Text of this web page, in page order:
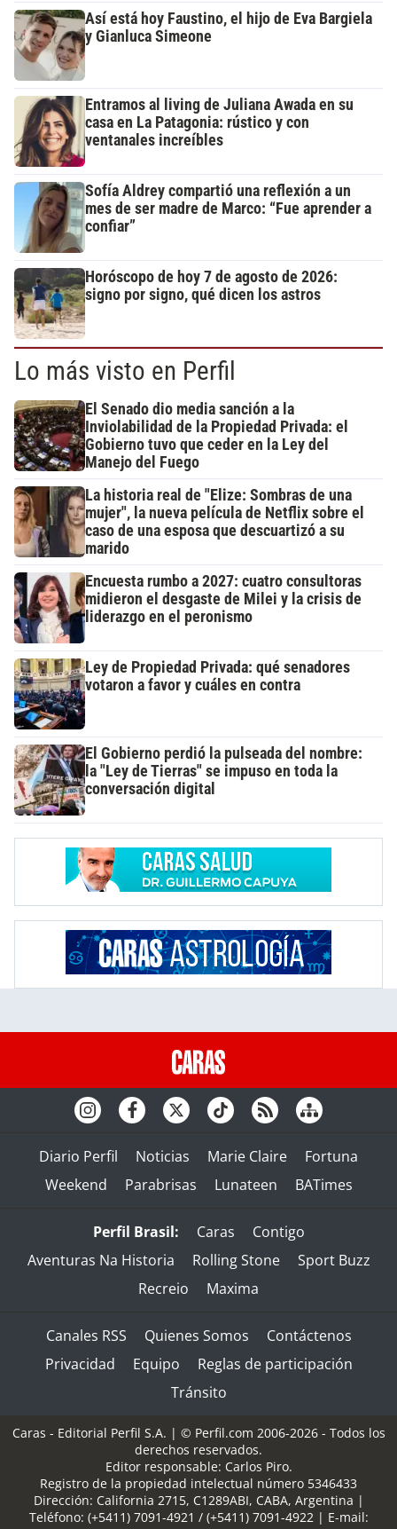
Así está hoy Faustino, el hijo de Eva Bargiela
y Gianluca Simeone
Entramos al living de Juliana Awada en su
casa en La Patagonia: rústico y con
ventanales increíbles
Sofía Aldrey compartió una reflexión a un
mes de ser madre de Marco: “Fue aprender a
confiar”
Horóscopo de hoy 7 de agosto de 2026:
signo por signo, qué dicen los astros
Lo más visto en Perfil
El Senado dio media sanción a la
Inviolabilidad de la Propiedad Privada: el
Gobierno tuvo que ceder en la Ley del
Manejo del Fuego
La historia real de "Elize: Sombras de una
mujer", la nueva película de Netflix sobre el
caso de una esposa que descuartizó a su
marido
Encuesta rumbo a 2027: cuatro consultoras
midieron el desgaste de Milei y la crisis de
liderazgo en el peronismo
Ley de Propiedad Privada: qué senadores
votaron a favor y cuáles en contra
El Gobierno perdió la pulseada del nombre:
la "Ley de Tierras" se impuso en toda la
conversación digital
Diario Perfil Noticias Marie Claire
Fortuna
Weekend
Parabrisas Lunateen BATimes
Perfil Brasil: Caras
Contigo
Aventuras Na Historia
Rolling Stone
Sport Buzz
Recreio
Maxima
Canales RSS Quienes Somos
Contáctenos
Privacidad
Equipo
Reglas de participación
Tránsito
Caras - Editorial Perfil S.A. | © Perfil.com 2006-2026 - Todos los
derechos reservados.
Editor responsable: Carlos Piro.
Registro de la propiedad intelectual número 5346433
Dirección: California 2715, C1289ABI, CABA, Argentina |
Teléfono: (+5411) 7091-4921 / (+5411) 7091-4922 | E-mail: